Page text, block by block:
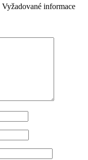
Vyžadované informace